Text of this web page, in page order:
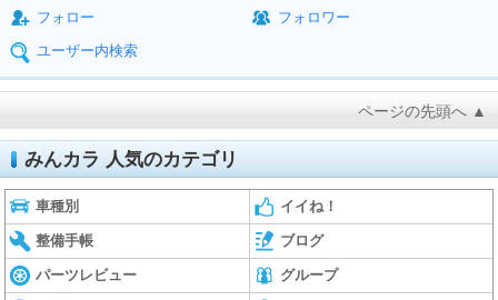
フォロー
フォロワー
ユーザー内検索
ページの先頭へ ▲
みんカラ 人気のカテゴリ
車種別 イイね！
整備手帳 ブログ
パーツレビュー グループ